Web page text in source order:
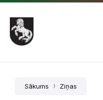
Pāriet
saturu
Skip
main
navigation
Skip
footer
Sākums Ziņas